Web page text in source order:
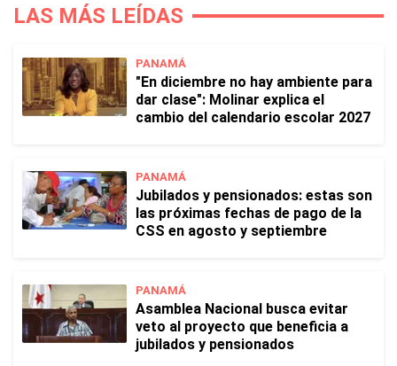
LAS MÁS LEÍDAS
PANAMÁ
"En diciembre no hay ambiente para
dar clase": Molinar explica el
cambio del calendario escolar 2027
PANAMÁ
Jubilados y pensionados: estas son
las próximas fechas de pago de la
CSS en agosto y septiembre
PANAMÁ
Asamblea Nacional busca evitar
veto al proyecto que beneficia a
jubilados y pensionados